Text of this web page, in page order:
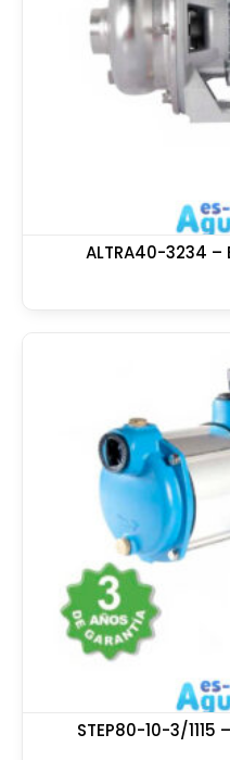
ALTRA40-3234
STEP80-10-3/